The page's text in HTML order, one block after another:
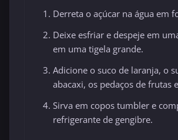
Derreta o açúcar na água em
Deixe esfriar e despeje em
em uma tigela grande.
Adicione o suco de laranja, o
abacaxi, os pedaços de frutas
Sirva em copos tumbler e
refrigerante de gengibre.